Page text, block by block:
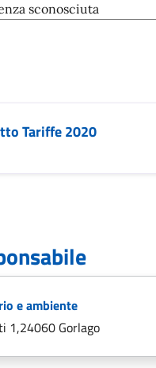
sconosciuta
Tariffe 2020
e ambiente
1,24060 Gorlago